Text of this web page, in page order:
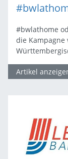
#bwlathome
die Kampagne
Artikel